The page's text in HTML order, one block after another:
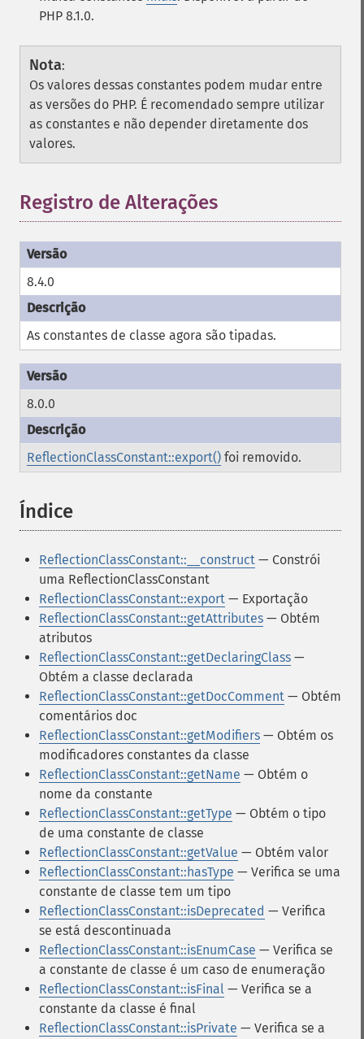
PHP 8.1.0.
Nota:
Os valores dessas constantes podem mudar entre
as versões do PHP. É recomendado sempre utilizar
as constantes e não depender diretamente dos
valores.
Registro de Alterações
8.4.0
As constantes de classe agora são tipadas.
8.0.0
ReflectionClassConstant::export() foi removido.
Índice
ReflectionClassConstant::__construct — Constrói
uma ReflectionClassConstant
ReflectionClassConstant::export — Exportação
ReflectionClassConstant::getAttributes — Obtém
atributos
ReflectionClassConstant::getDeclaringClass —
Obtém a classe declarada
ReflectionClassConstant::getDocComment — Obtém
comentários doc
ReflectionClassConstant::getModifiers — Obtém os
modificadores constantes da classe
ReflectionClassConstant::getName — Obtém o
nome da constante
ReflectionClassConstant::getType — Obtém o tipo
de uma constante de classe
ReflectionClassConstant::getValue — Obtém valor
ReflectionClassConstant::hasType — Verifica se uma
constante de classe tem um tipo
ReflectionClassConstant::isDeprecated — Verifica
se está descontinuada
ReflectionClassConstant::isEnumCase — Verifica se
a constante de classe é um caso de enumeração
ReflectionClassConstant::isFinal — Verifica se a
constante da classe é final
ReflectionClassConstant::isPrivate — Verifica se a